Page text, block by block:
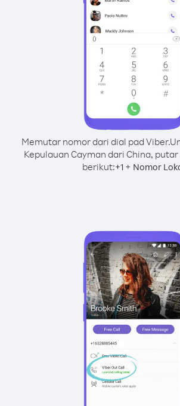
Memutar nomor dari dial pad Viber.
Kepulauan Cayman dari China,
berikut:+1+ Nomor